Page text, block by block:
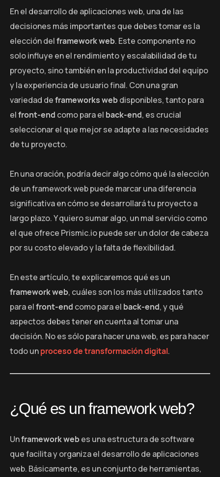
En el desarrollo de aplicaciones web, una de las
decisiones más importantes que debes tomar es la
elección delframework web. Este componente no
solo influye en el rendimiento y escalabilidad de tu
proyecto, sino también en la productividad del equipo
y la experiencia de usuario final. Con una gran
variedad deframeworks webdisponibles, tanto para
elfront-end como para el back-end, es crucial
seleccionar el que mejor se adapte a las necesidades
de tu proyecto.
En una oración, podría decir algo cómo qué la elección
de un framework web puede marcar una diferencia
significativa en cómo se desarrollará tu proyecto a
largo plazo. Y quiero sumar algo, un mal servicio como
el que ofrece Prismic.io puede ser un dolor de cabeza
por su costo elevado y la falta de flexibilidad.
En este artículo, te explicaremos qué es un
framework web, cuáles son los más utilizados tanto
para elfront-end como para el back-end, y qué
aspectos debes tener en cuenta al tomar una
decisión. No es sólo para hacer una web, es para hacer
todo unproceso de transformación digital.
¿Qué es un framework web?
Unframework webes una estructura de software
que facilita y organiza el desarrollo de aplicaciones
web. Básicamente, es un conjunto de herramientas,